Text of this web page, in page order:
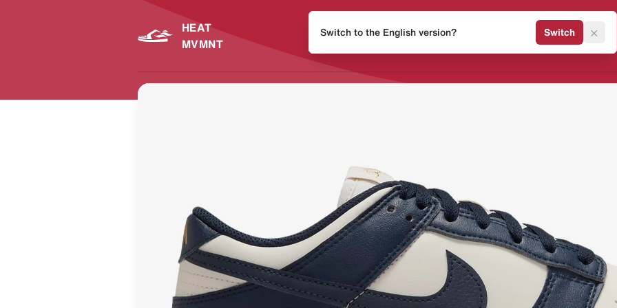
HEAT
MVMNT
Release Kalender Sneaker
Switch to the English version? Switch ×